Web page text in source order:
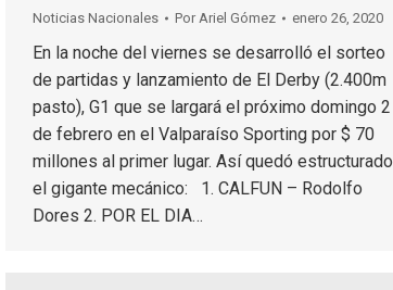
Noticias Nacionales Por Ariel Gómez enero 26, 2020
En la noche del viernes se desarrolló el sorteo
de partidas y lanzamiento de El Derby (2.400m
pasto), G1 que se largará el próximo domingo 2
de febrero en el Valparaíso Sporting por $ 70
millones al primer lugar. Así quedó estructurado
el gigante mecánico: 1. CALFUN – Rodolfo
Dores 2. POR EL DIA…